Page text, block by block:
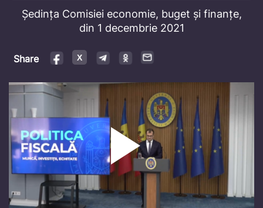
Ședința Comisiei economie, buget și finanțe,
din 1 decembrie 2021
Share